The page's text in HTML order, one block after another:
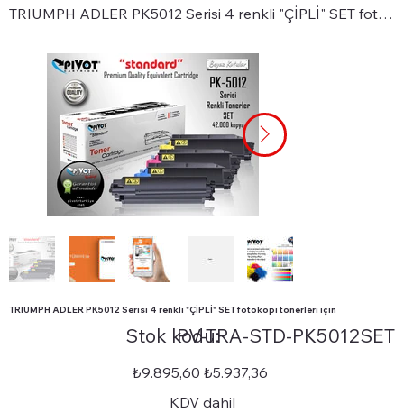
TRIUMPH ADLER PK5012 Serisi 4 renkli "ÇİPLİ" SET fotokopi tonerleri için
TRIUMPH ADLER PK5012 Serisi 4 renkli "ÇİPLİ" SET fotokopi tonerleri için
Stok kodu:
kodu:
STD-
PK5012SET
PV-TRA-STD-PK5012SET
Orijinal
fiyat
₺9.895,60 İndirimli
fiyat
₺5.937,36
KDV dahil